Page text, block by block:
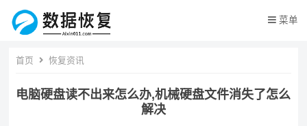
菜单
首页 恢复资讯
电脑硬盘读不出来怎么办,机械硬盘文件消失了怎么
解决